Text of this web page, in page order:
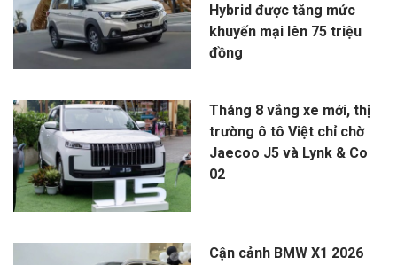
Hybrid được tăng mức
khuyến mại lên 75 triệu
đồng
Tháng 8 vắng xe mới, thị
trường ô tô Việt chỉ chờ
Jaecoo J5 và Lynk & Co
02
Cận cảnh BMW X1 2026